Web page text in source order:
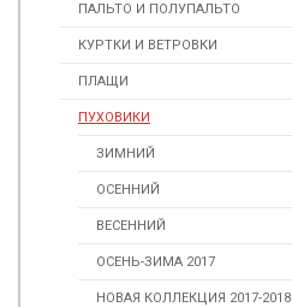
ПАЛЬТО И ПОЛУПАЛЬТО
КУРТКИ И ВЕТРОВКИ
ПЛАЩИ
ПУХОВИКИ
ЗИМНИЙ
ОСЕННИЙ
ВЕСЕННИЙ
ОСЕНЬ-ЗИМА 2017
НОВАЯ КОЛЛЕКЦИЯ 2017-2018